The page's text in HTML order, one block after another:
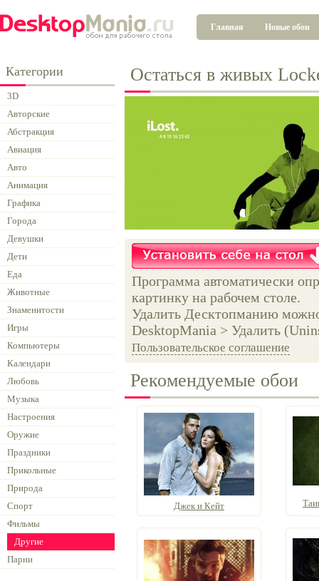
Главная Новые обои
Категории
3D
Авторские
Абстракция
Авиация
Авто
Анимация
Графика
Города
Девушки
Дети
Еда
Животные
Знаменитости
Игры
Компьютеры
Календари
Любовь
Музыка
Настроения
Оружие
Праздники
Прикольные
Природа
Спорт
Фильмы
Другие
Парни
Остаться в живых
Программа автоматически
картинку на рабочем столе.
Удалить Десктопманию
DesktopMania > Удалить
Пользовательское соглашение
Рекомендуемые обои
Джек и Кейт